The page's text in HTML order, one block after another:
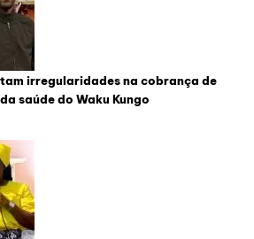
irregularidades na cobrança de
saúde do Waku Kungo